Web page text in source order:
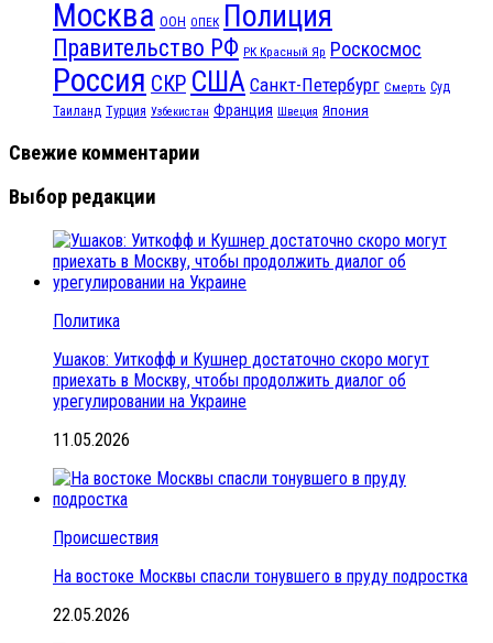
Москва ООН ОПЕК Полиция
Правительство РФ РК Красный Яр Роскосмос
Россия СКР США Санкт-Петербург Смерть Суд
Таиланд Турция Узбекистан Франция Швеция Япония
Свежие комментарии
Выбор редакции
Политика
Ушаков: Уиткофф и Кушнер достаточно скоро могут
приехать в Москву, чтобы продолжить диалог об
урегулировании на Украине
11.05.2026
Происшествия
На востоке Москвы спасли тонувшего в пруду подростка
22.05.2026